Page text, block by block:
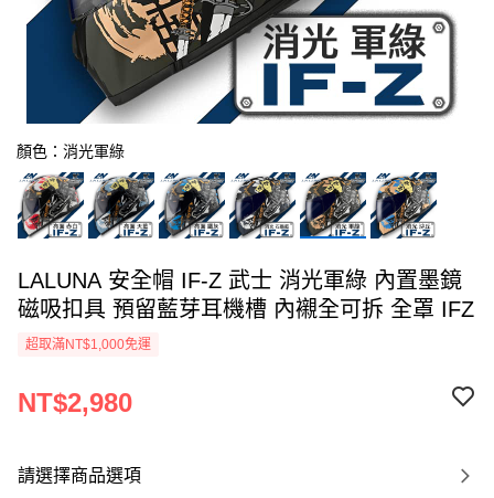
顏色：消光軍綠
LALUNA 安全帽 IF-Z 武士 消光軍綠 內置墨鏡
磁吸扣具 預留藍芽耳機槽 內襯全可拆 全罩 IFZ
超取滿NT$1,000免運
NT$2,980
請選擇商品選項